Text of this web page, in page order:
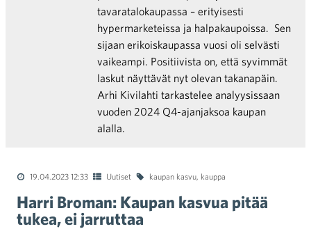
tavaratalokaupassa – erityisesti
hypermarketeissa ja halpakaupoissa. Sen
sijaan erikoiskaupassa vuosi oli selvästi
vaikeampi. Positiivista on, että syvimmät
laskut näyttävät nyt olevan takanapäin.
Arhi Kivilahti tarkastelee analyysissaan
vuoden 2024 Q4-ajanjaksoa kaupan
alalla.
19.04.2023 12:33 Uutiset kaupan kasvu, kauppa
Harri Broman: Kaupan kasvua pitää
tukea, ei jarruttaa